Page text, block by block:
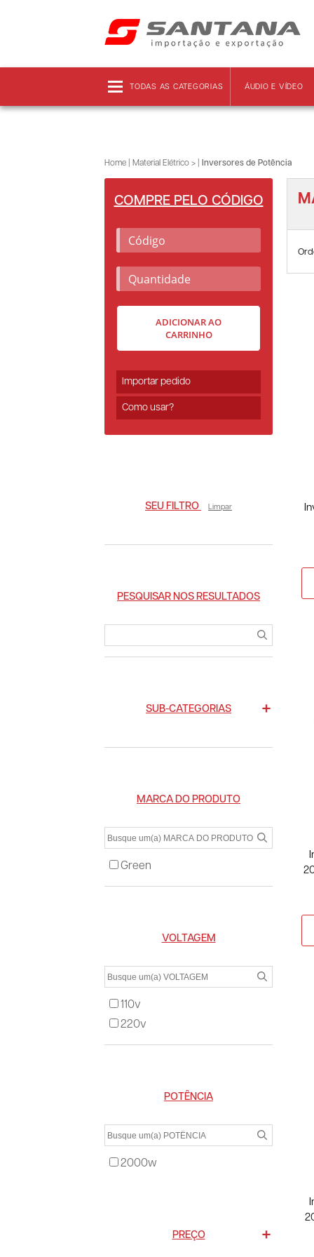
TODAS AS CATEGORIAS ÁUDIO E VÍDEO
Home Material Elétrico > Inversores de Potência
COMPRE PELO CÓDIGO
ADICIONAR AO
CARRINHO
Importar pedido
Como usar?
SEU FILTRO Limpar
PESQUISAR NOS RESULTADOS
SUB-CATEGORIAS
MARCA DO PRODUTO
Green
VOLTAGEM
110v
220v
POTÊNCIA
2000w
PREÇO